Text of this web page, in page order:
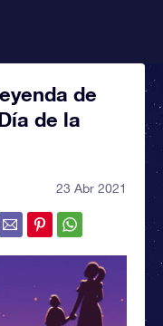
de
de la
23 Abr 2021